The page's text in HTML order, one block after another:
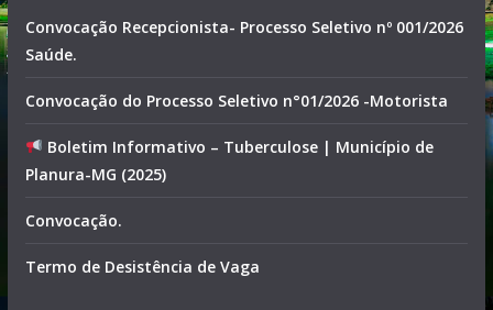
Convocação Recepcionista- Processo Seletivo nº 001/2026
Saúde.
Convocação do Processo Seletivo n°01/2026 -Motorista
Boletim Informativo – Tuberculose | Município de
Planura-MG (2025)
Convocação.
Termo de Desistência de Vaga